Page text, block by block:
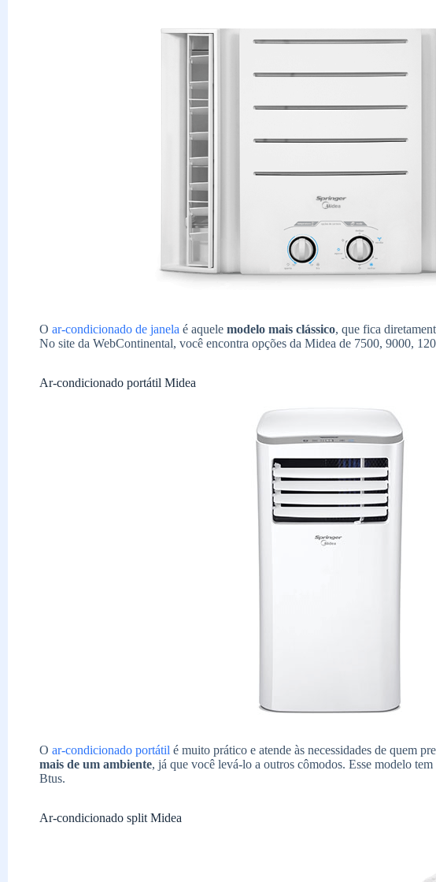
O ar-condicionado de janela é aquele modelo mais clássico, que fica
No site da WebContinental, você encontra opções da Midea de 7500, 9000,
Ar-condicionado portátil Midea
O ar-condicionado portátil é muito prático e atende às necessidades de quem
mais de um ambiente, já que você levá-lo a outros cômodos. Esse modelo
Btus.
Ar-condicionado split Midea